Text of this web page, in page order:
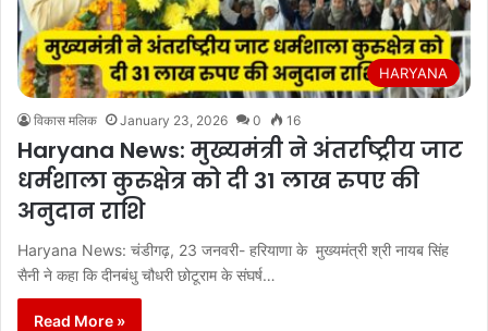
HARYANA
विकास मलिक January 23, 2026 0 16
Haryana News: मुख्यमंत्री ने अंतर्राष्ट्रीय जाट
धर्मशाला कुरुक्षेत्र को दी 31 लाख रुपए की
अनुदान राशि
Haryana News: चंडीगढ़, 23 जनवरी- हरियाणा के मुख्यमंत्री श्री नायब सिंह
सैनी ने कहा कि दीनबंधु चौधरी छोटूराम के संघर्ष…
Read More »